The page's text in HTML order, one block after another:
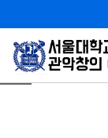
로
메